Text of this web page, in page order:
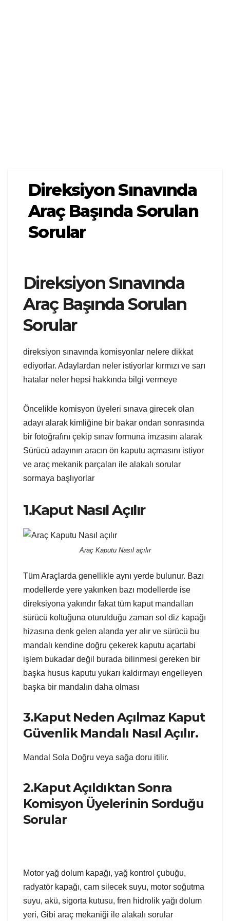
Direksiyon Sınavında
Araç Başında Sorulan
Sorular
Direksiyon Sınavında
Araç Başında Sorulan
Sorular
direksiyon sınavında komisyonlar nelere dikkat
ediyorlar. Adaylardan neler istiyorlar kırmızı ve sarı
hatalar neler hepsi hakkında bilgi vermeye
Öncelikle komisyon üyeleri sınava girecek olan
adayı alarak kimliğine bir bakar ondan sonrasında
bir fotoğrafını çekip sınav formuna imzasını alarak
Sürücü adayının aracın ön kaputu açmasını istiyor
ve araç mekanik parçaları ile alakalı sorular
sormaya başlıyorlar
1.Kaput Nasıl Açılır
Araç Kaputu Nasıl açılır
Tüm Araçlarda genellikle aynı yerde bulunur. Bazı
modellerde yere yakınken bazı modellerde ise
direksiyona yakındır fakat tüm kaput mandalları
sürücü koltuğuna oturulduğu zaman sol diz kapağı
hizasına denk gelen alanda yer alır ve sürücü bu
mandalı kendine doğru çekerek kaputu açartabi
işlem bukadar değil burada bilinmesi gereken bir
başka husus kaputu yukarı kaldırmayı engelleyen
başka bir mandalın daha olması
3.Kaput Neden Açılmaz Kaput
Güvenlik Mandalı Nasıl Açılır.
Mandal Sola Doğru veya sağa doru itilir.
2.Kaput Açıldıktan Sonra
Komisyon Üyelerinin Sorduğu
Sorular
Motor yağ dolum kapağı, yağ kontrol çubuğu,
radyatör kapağı, cam silecek suyu, motor soğutma
suyu, akü, sigorta kutusu, fren hidrolik yağı dolum
yeri, Gibi araç mekaniği ile alakalı sorular